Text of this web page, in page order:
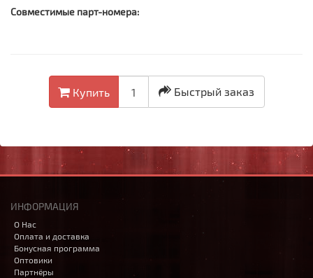
Совместимые парт-номера:
Купить Быстрый заказ
ИНФОРМАЦИЯ
О Нас
Оплата и доставка
Бонусная программа
Оптовики
Партнёры